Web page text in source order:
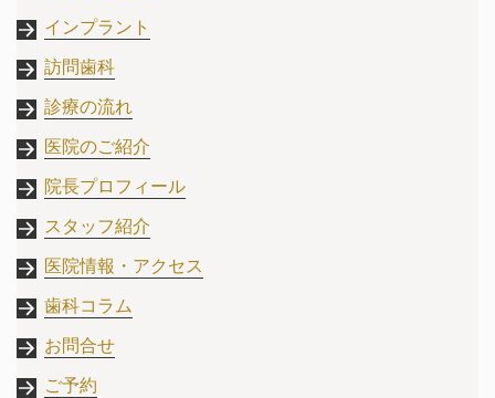
インプラント
訪問歯科
診療の流れ
医院のご紹介
院長プロフィール
スタッフ紹介
医院情報・アクセス
歯科コラム
お問合せ
ご予約